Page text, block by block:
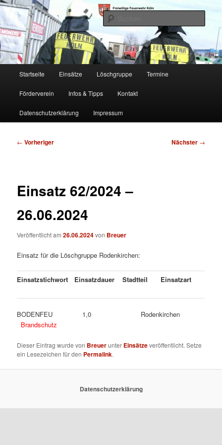
Zum
primären
Inhalt
springenFF Köln, LG RD
Freiwillige Feuerwehr Köln, Löschgruppe Rodenkirchen
Startseite Einsätze Löschgruppe Termine
Förderverein Infos & Tipps Kontakt
Datenschutzerklärung Impressum
Beitragsnavigation
← Vorheriger Nächster →
Einsatz 62/2024 –
26.06.2024
Veröffentlicht am26.06.2024von Breuer
Einsatz für die Löschgruppe Rodenkirchen:
Einsatzstichwort Einsatzdauer Stadtteil Einsatzart
BODENFEU 1,0 Rodenkirchen
Brandschutz
Dieser Eintrag wurde von Breuerunter Einsätzeveröffentlicht. Setze
ein Lesezeichen für den Permalink.
Datenschutzerklärung